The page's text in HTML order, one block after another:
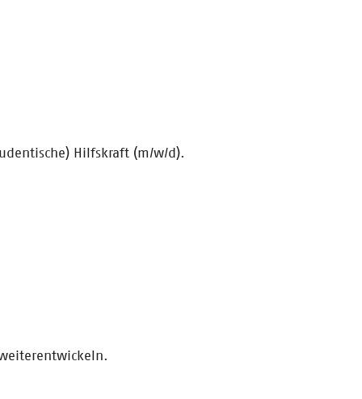
Hilfskraft (m/w/d).